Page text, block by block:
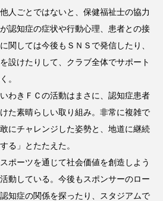
人ごとではないと、保健福祉士の協力
認知症の症状や行動心理、患者との接
関しては今後もＳＮＳで発信したり、
設けたりして、クラブ全体でサポート
。
わきＦＣの活動はまさに、認知症患者
た素晴らしい取り組み。非常に複雑で
にチャレンジした姿勢と、地道に継続
る」とたたえた。
ポーツを通じて社会価値を創造しよう
動している。今後もスポンサーのロー
知症の関係を探ったり、スタジアムで